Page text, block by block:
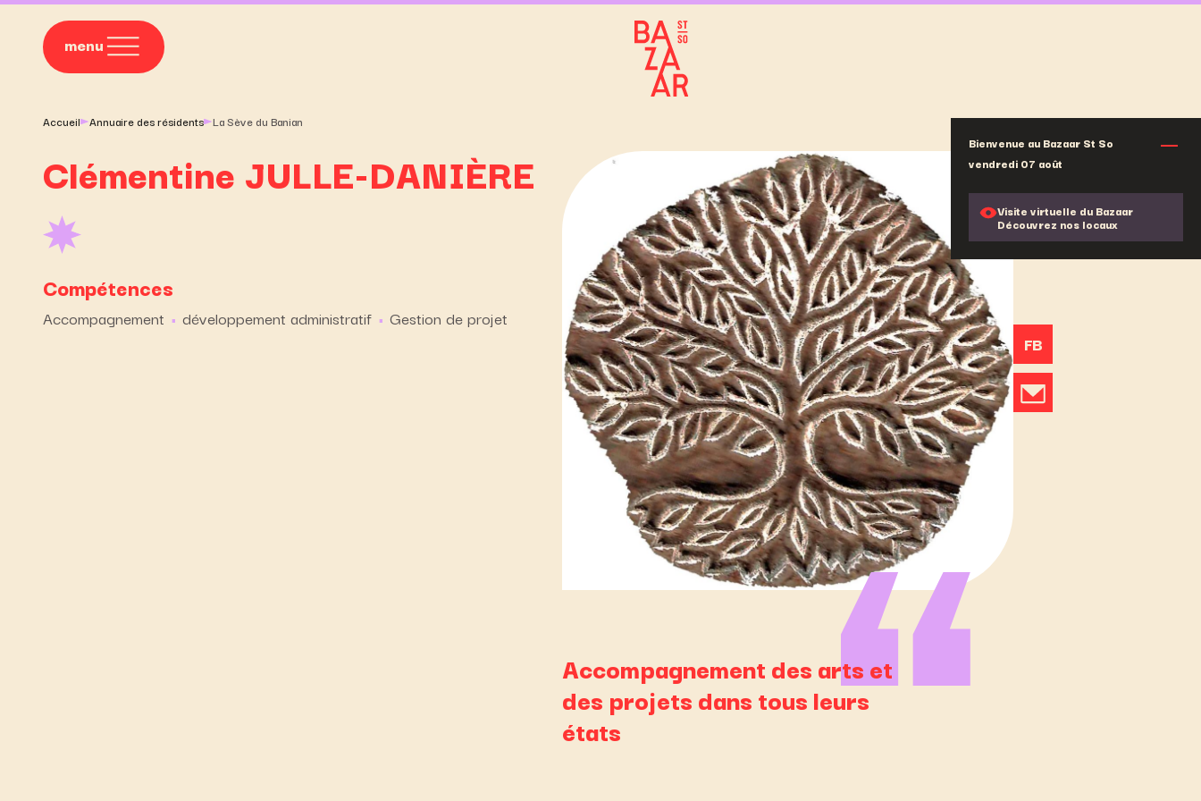
menu
Bienvenue au Bazaar St So
vendredi 07 août
Visite virtuelle du Bazaar
Découvrez nos locaux
Accueil Annuaire des résidents La Sève du Banian
Clémentine JULLE-DANIÈRE
Compétences
Accompagnement développement administratif
Gestion de projet
FB
Accompagnement des arts et
des projets dans tous leurs
états